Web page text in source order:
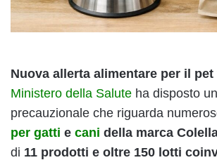
Nuova allerta alimentare per il pet
Ministero della Salute ha disposto
precauzionale che riguarda
per gatti e cani della marca
di 11 prodotti e oltre 150 lotti